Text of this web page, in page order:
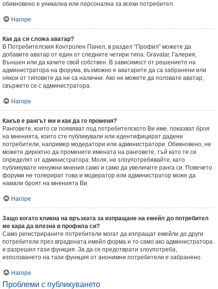
обикновено е уникална или персонална за всеки потребител.
Нагоре
Как да си сложа аватар?
В Потребителския Контролен Панел, в раздел “Профил” можете да
добавите аватар от един от следните четири типа: Gravatar, Галерия,
Външен или да качите свой собствен. В зависимост от решението на
администратора на форума, възможно е аватарите да са забранени или
някои от типовете да не са налични. Ако не можете да ползвате аватар,
свържете се с администратора.
Нагоре
Какъв е рангът ми и как да го променя?
Ранговете, които се появяват под потребителското Ви име, показват броя
на мненията, които сте публикували или идентифицират дадени
потребители, например модератори или администратори. Обикновено, не
можете директно да промените имената на ранговете, тъй като те се
определят от администратора. Моля, не злоупотребявайте, като
публикувате ненужни мнения само и само да увеличите ранга си. Повечето
форуми не толерират това и модератор или администратор може да
намали броят на мненията Ви.
Нагоре
Защо когато кликна на връзката за изпращане на емейл до потребител
ме кара да влезна в профила си?
Само регистрираните потребители могат да изпращат емейли до други
потребители през вградената емейл форма и то само ако администратора
е разрешил тази функция. За да се предотврати злоупотреба,
използването на тази функция от анонимни потребители е забранено.
Нагоре
Проблеми с публикуването